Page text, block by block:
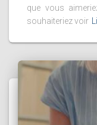
que vous
souhaiteriez voir